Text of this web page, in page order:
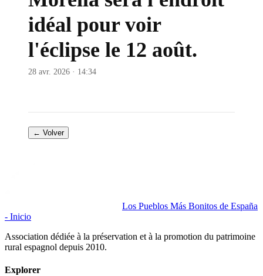
idéal pour voir
l'éclipse le 12 août.
28 avr. 2026 · 14:34
← Volver
Los Pueblos Más Bonitos de España
- Inicio
Association dédiée à la préservation et à la promotion du patrimoine
rural espagnol depuis 2010.
Explorer